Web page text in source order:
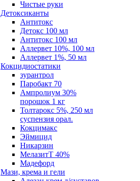
Чистые руки
Детоксиканты
Антитокс
Детокс 100 мл
Антитокс 100 мл
Аллервет 10%, 100 мл
Аллервет 1%, 50 мл
Кокцидиостатики
зурантрол
Паробакт 70
Ампролиум 30%
порошок 1 кг
Толтарокс 5%, 250 мл
суспензия орал.
Кокцимакс
Эймицид
Никарзин
МелазитТ 40%
Мадефорд
Мази, крема и гели